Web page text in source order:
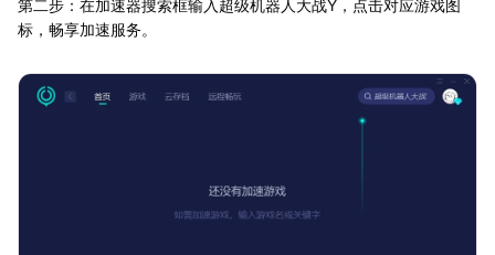
第二步：在加速器搜索框输入超级机器人大战Y，点击对应游戏图
标，畅享加速服务。